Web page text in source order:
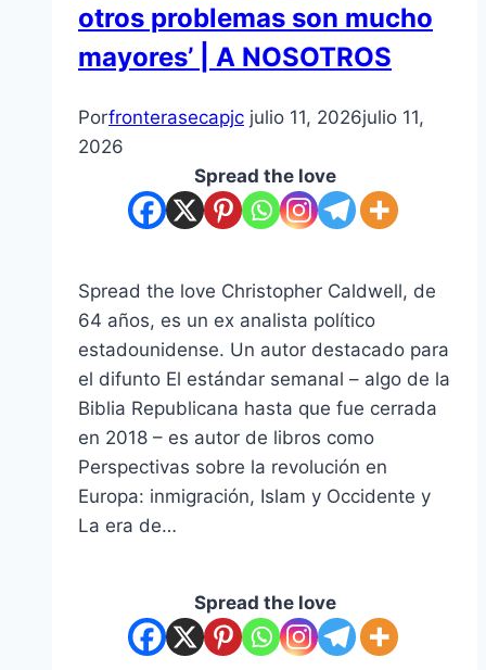
otros problemas son mucho
mayores’ | A NOSOTROS
Porfronterasecapjc julio 11, 2026julio 11,
2026
Spread the love
Spread the love Christopher Caldwell, de
64 años, es un ex analista político
estadounidense. Un autor destacado para
el difunto El estándar semanal – algo de la
Biblia Republicana hasta que fue cerrada
en 2018 – es autor de libros como
Perspectivas sobre la revolución en
Europa: inmigración, Islam y Occidente y
La era de…
Spread the love